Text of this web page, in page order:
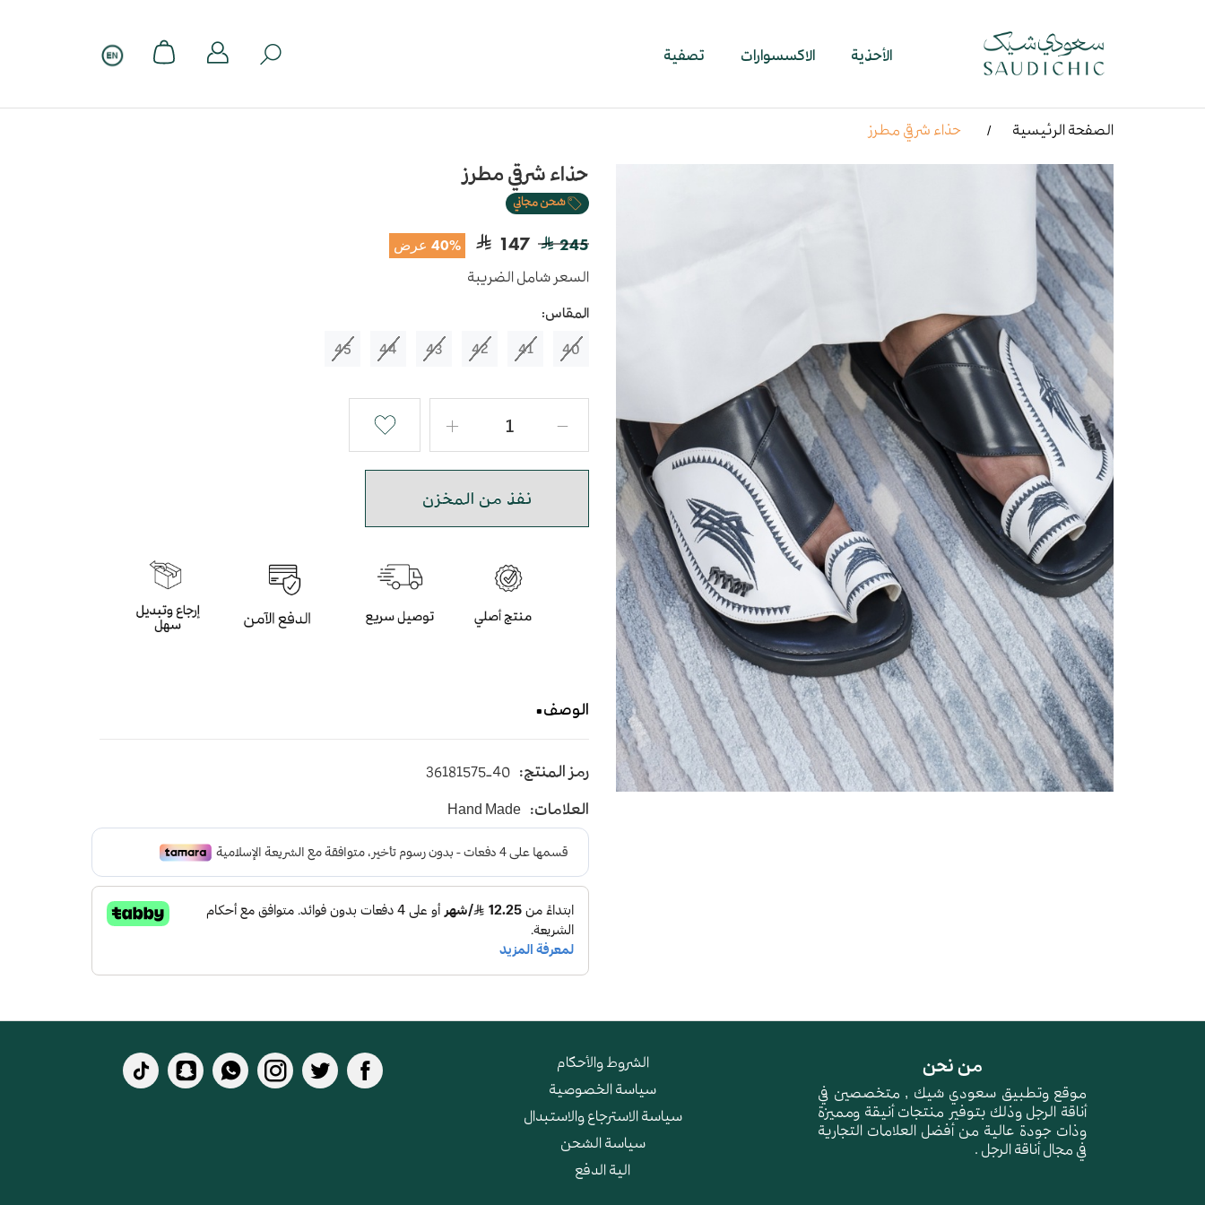
الأحذية الاكسسوارات تصفية
الصفحة الرئيسية حذاء شرقي مطرز
حذاء شرقي مطرز
شحن مجاني
245
147 40% عرض
السعر شامل الضريبة
المقاس:
40
41
42
43
44
45
نفذ من المخزن
الوصف
يأتي بأرضية متوسطة الإرتفاع باللون الرمادي
و طبقة اسفنجية عالية الجودة لتعطي شعور بالراحة ومقاومة الإنزلاق و التآكل
رمز المنتج: 36181575-40
العلامات: Hand Made
من نحن
موقع وتطبيق سعودي شيك , متخصصين في
أناقة الرجل وذلك بتوفير منتجات أنيقة ومميزة
وذات جودة عالية من أفضل العلامات التجارية
في مجال أناقة الرجل .
الشروط والأحكام
سياسة الخصوصية
سياسة الاسترجاع والاستبدال
سياسة الشحن
الية الدفع